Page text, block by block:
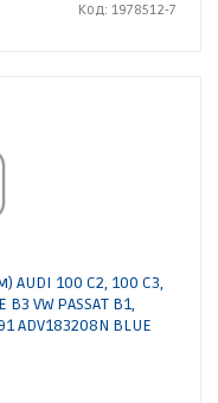
Код: 1978512-7
100 C2, 100 C3,
VW PASSAT B1,
ADV183208N BLUE